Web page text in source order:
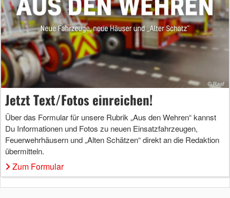
Jetzt Text/Fotos einreichen!
Über das Formular für unsere Rubrik „Aus den Wehren“ kannst
Du Informationen und Fotos zu neuen Einsatzfahrzeugen,
Feuerwehrhäusern und „Alten Schätzen“ direkt an die Redaktion
übermitteln.
Zum Formular